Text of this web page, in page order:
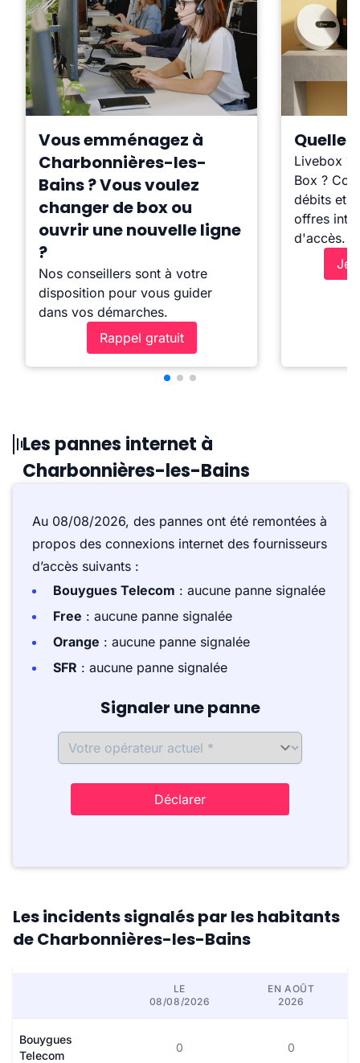
Vous emménagez à
Charbonnières-les-
Bains ? Vous voulez
changer de box ou
ouvrir une nouvelle ligne
?
Nos conseillers sont à votre
disposition pour vous guider
dans vos démarches.
Rappel gratuit
Quelle
Livebox ?
Box ?
débits et
offres
d'accès.
Je
Les pannes internet à
Charbonnières-les-Bains
Au 08/08/2026, des pannes ont été remontées à
propos des connexions internet des fournisseurs
d’accès suivants :
Bouygues Telecom : aucune panne signalée
Free : aucune panne signalée
Orange : aucune panne signalée
SFR : aucune panne signalée
Signaler une panne
Déclarer
Les incidents signalés par les habitants
de Charbonnières-les-Bains
LE
08/08/2026
EN AOÛT
2026
Bouygues
Telecom
0 0